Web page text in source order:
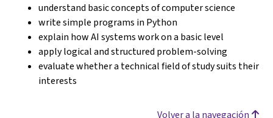
understand basic concepts of computer science
write simple programs in Python
explain how AI systems work on a basic level
apply logical and structured problem-solving
evaluate whether a technical field of study suits their
interests
Volver a la navegación